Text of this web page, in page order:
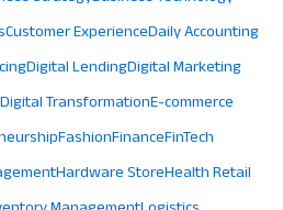
Customer ExperienceDaily Accounting
Digital LendingDigital Marketing
Digital TransformationE-commerce
FashionFinanceFinTech
Hardware StoreHealth Retail